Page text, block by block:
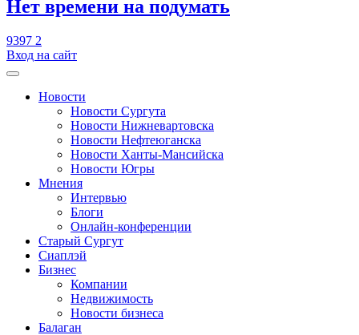
​Нет времени на подумать
9397 2
Вход на сайт
Новости
Новости Сургута
Новости Нижневартовска
Новости Нефтеюганска
Новости Ханты-Мансийска
Новости Югры
Мнения
Интервью
Блоги
Онлайн-конференции
Старый Сургут
Сиаплэй
Бизнес
Компании
Недвижимость
Новости бизнеса
Балаган